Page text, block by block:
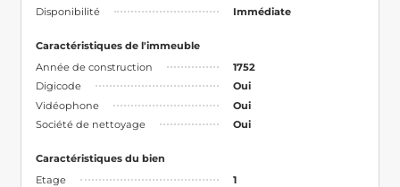
Disponibilité Immédiate
Caractéristiques de l'immeuble
Année de construction
1752
Digicode
Oui
Vidéophone
Oui
Société de nettoyage
Oui
Caractéristiques du bien
Etage
1